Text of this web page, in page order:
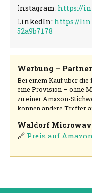
Instagram: https://
LinkedIn: https://
52a9b7178
Werbung –
Bei einem Kauf über
eine Provision – ohne
zu einer Amazon-
können andere Treffer
Waldorf
🔗 Preis auf